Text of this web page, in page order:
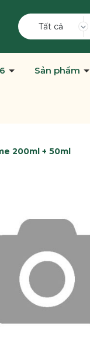
Tất cả
Sản phẩm
200ml + 50ml